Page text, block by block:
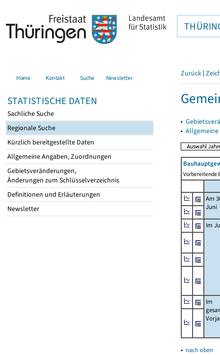
Home Kontakt Suche Newsletter
STATISTISCHE DATEN
Sachliche Suche
Regionale Suche
Kürzlich bereitgestellte Daten
Allgemeine Angaben, Zuordnungen
Gebietsveränderungen,
Änderungen zum Schlüsselverzeichnis
Definitionen und Erläuterungen
Newsletter
Zurück |
▸
▸
Vorbereitende
Am
Juni
Im
Im
▴ nach oben